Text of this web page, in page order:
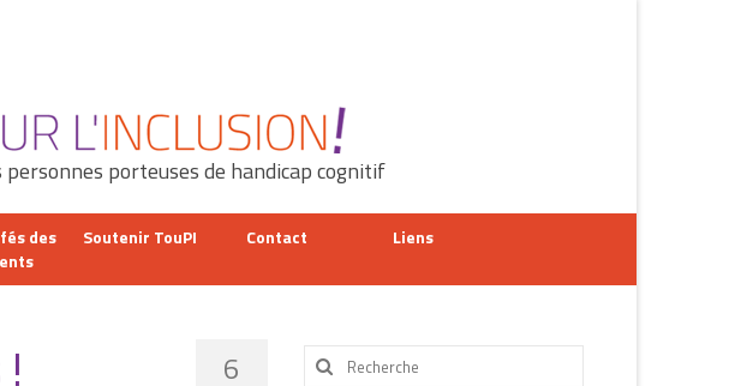
porteuses de handicap cognitif
des
Soutenir TouPI Contact Liens
6
Rechercher
: